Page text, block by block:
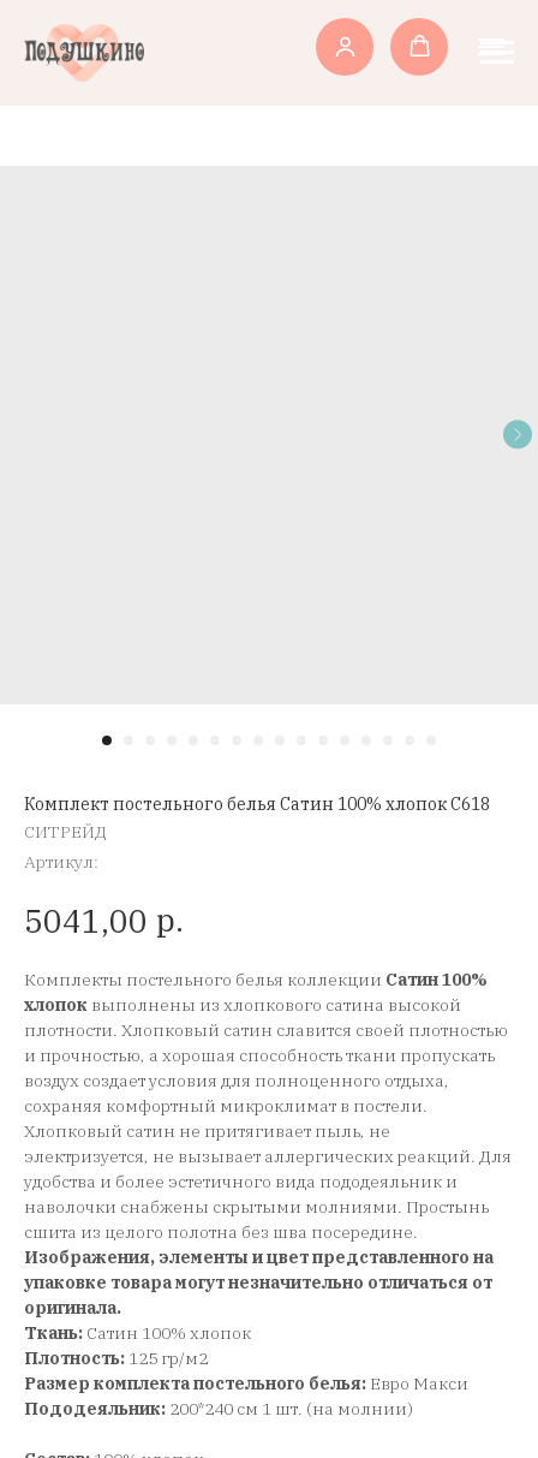
Комплект постельного белья Сатин 100% хлопок C618
СИТРЕЙД
Артикул:
5041,00 р.
Комплекты постельного белья коллекции Сатин 100%
хлопок выполнены из хлопкового сатина высокой
плотности. Хлопковый сатин славится своей плотностью
и прочностью, а хорошая способность ткани пропускать
воздух создает условия для полноценного отдыха,
сохраняя комфортный микроклимат в постели.
Хлопковый сатин не притягивает пыль, не
электризуется, не вызывает аллергических реакций. Для
удобства и более эстетичного вида пододеяльник и
наволочки снабжены скрытыми молниями. Простынь
сшита из целого полотна без шва посередине.
Изображения, элементы и цвет представленного на
упаковке товара могут незначительно отличаться от
оригинала.
Ткань: Сатин 100% хлопок
Плотность: 125 гр/м2
Размер комплекта постельного белья: Евро Макси
Пододеяльник: 200*240 см 1 шт. (на молнии)